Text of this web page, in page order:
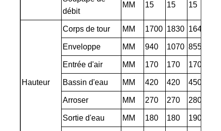
débit
MM 15 15 15
Hauteur
Corps de tour MM 1700 1830 1645
Enveloppe MM 940 1070 855
Entrée d'air MM 170 170 170
Bassin d'eau MM 420 420 450
Arroser MM 270 270 280
Sortie d'eau MM 180 180 190